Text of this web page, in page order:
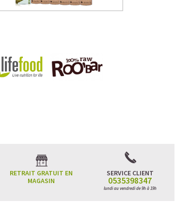
RETRAIT GRATUIT EN
MAGASIN
SERVICE CLIENT
0535398347
lundi au vendredi de 9h à 19h